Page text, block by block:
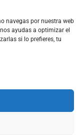
navegas por nuestra web
ayudas a optimizar el
si lo prefieres, tu
reservados.